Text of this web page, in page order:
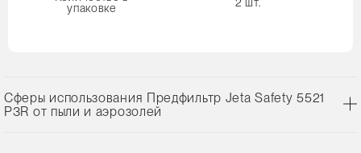
упаковке
Сферы использования Предфильтр Jeta Safety 5521
P3R от пыли и аэрозолей